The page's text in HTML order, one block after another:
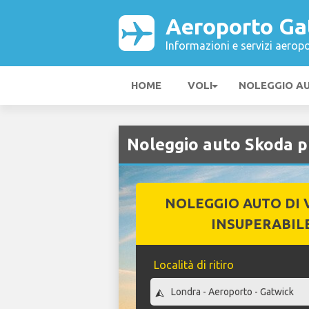
Aeroporto
Informazioni e servizi
HOME VOLI NOLEGGIO
Noleggio auto Skoda
NOLEGGIO AUTO DI
Località di ritiro